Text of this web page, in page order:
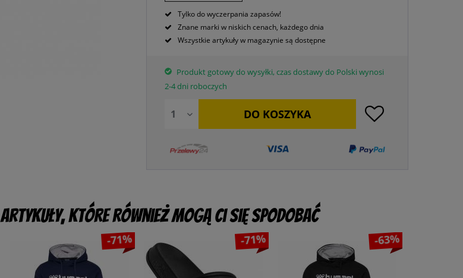
Tylko do wyczerpania zapasów!
Znane marki w niskich cenach, każdego dnia
Wszystkie artykuły w magazynie są dostępne
Produkt gotowy do wysyłki, czas dostawy do Polski wynosi
2-4 dni roboczych
DO KOSZYKA
Artykuły, które również mogą Ci się spodobać
-71% -71% -63%